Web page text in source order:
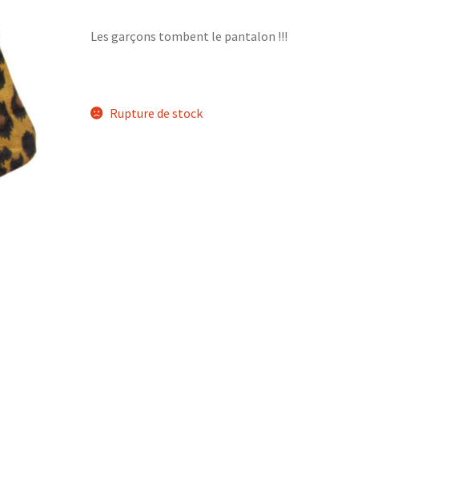
Les garçons tombent le pantalon !!!
Rupture de stock